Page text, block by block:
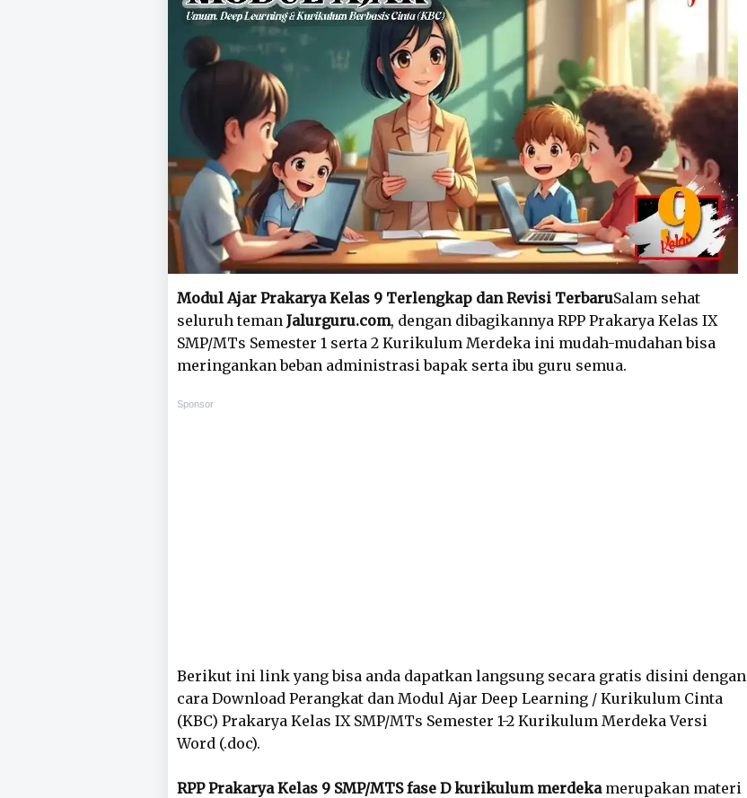
Modul Ajar Prakarya Kelas 9 Terlengkap dan Revisi TerbaruSalam sehat
seluruh teman Jalurguru.com, dengan dibagikannya RPP Prakarya Kelas IX
SMP/MTs Semester 1 serta 2 Kurikulum Merdeka ini mudah-mudahan bisa
meringankan beban administrasi bapak serta ibu guru semua.
Sponsor
Berikut ini link yang bisa anda dapatkan langsung secara gratis disini dengan
cara Download Perangkat dan Modul Ajar Deep Learning / Kurikulum Cinta
(KBC) Prakarya Kelas IX SMP/MTs Semester 1-2 Kurikulum Merdeka Versi
Word (.doc).
RPP Prakarya Kelas 9 SMP/MTS fase D kurikulum merdekamerupakan materi